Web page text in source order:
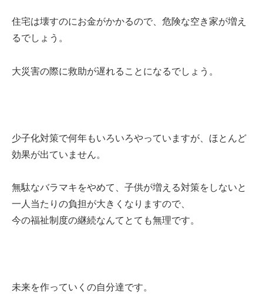
住宅は壊すのにお金がかかるので、危険な空き家が増え
るでしょう。
大災害の際に救助が遅れることになるでしょう。
少子化対策で何年もいろいろやっていますが、ほとんど
効果が出ていません。
無駄なバラマキをやめて、子供が増える対策をしないと
一人当たりの負担が大きくなりますので、
今の福祉制度の継続なんてとても無理です。
未来を作っていくの自分達です。